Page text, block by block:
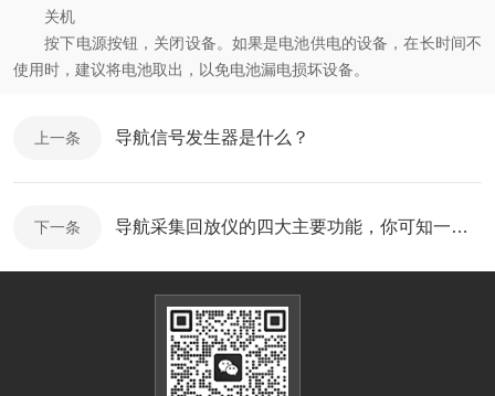
关机
按下电源按钮，关闭设备。如果是电池供电的设备，在长时间不
使用时，建议将电池取出，以免电池漏电损坏设备。
上一条 导航信号发生器是什么？
下一条 导航采集回放仪的四大主要功能，你可知一二？